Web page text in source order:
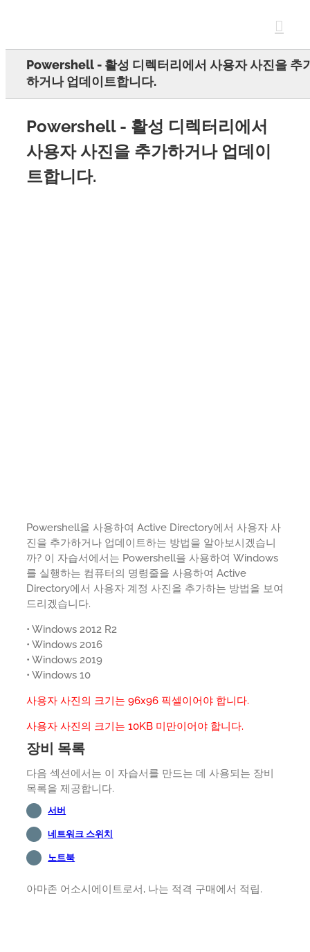
Powershell - 활성 디렉터리에서 사용자 사진을 추
하거나 업데이트합니다.
Powershell - 활성 디렉터리에서
사용자 사진을 추가하거나 업데이
트합니다.
Powershell을 사용하여 Active Directory에서 사용자 사
진을 추가하거나 업데이트하는 방법을 알아보시겠습니
까? 이 자습서에서는 Powershell을 사용하여 Windows
를 실행하는 컴퓨터의 명령줄을 사용하여 Active
Directory에서 사용자 계정 사진을 추가하는 방법을 보여
드리겠습니다.
• Windows 2012 R2
• Windows 2016
• Windows 2019
• Windows 10
사용자 사진의 크기는 96x96 픽셀이어야 합니다.
사용자 사진의 크기는 10KB 미만이어야 합니다.
장비 목록
다음 섹션에서는 이 자습서를 만드는 데 사용되는 장비
목록을 제공합니다.
서버
네트워크 스위치
노트북
아마존 어소시에이트로서, 나는 적격 구매에서 적립.